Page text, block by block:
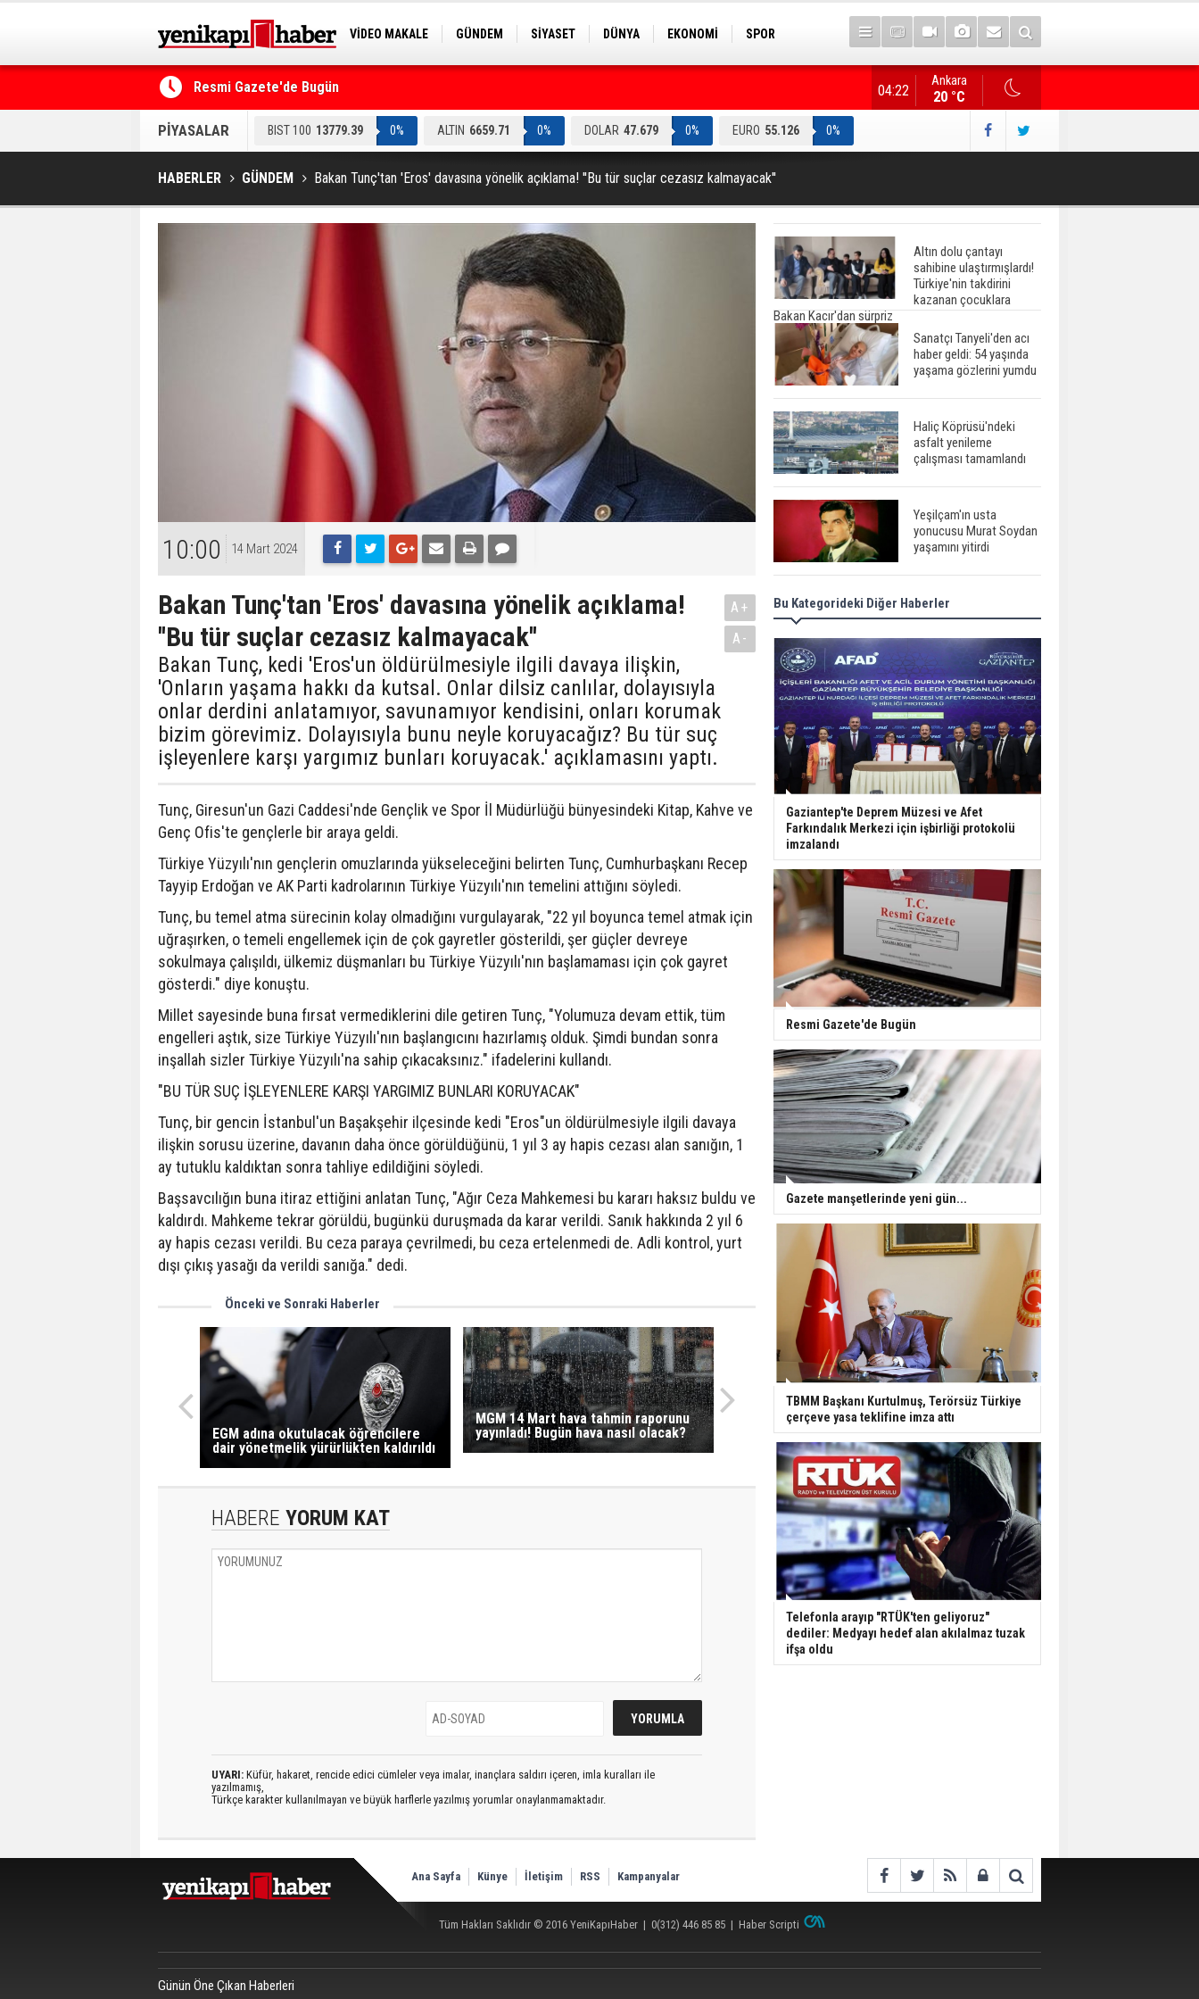
VİDEO MAKALE GÜNDEM SİYASET DÜNYA EKONOMİ
SPOR
Resmi Gazete'de Bugün Gazete manşetlerinde yeni gün...
Ankara
20 °C
04:22
PİYASALAR BIST 100 13779.39 0% ALTIN 6659.71 0% DOLAR 47.679 0% EURO 55.126 0%
HABERLER GÜNDEM Bakan Tunç'tan 'Eros' davasına yönelik açıklama! ''Bu tür suçlar cezasız kalmayacak''
10:00 14 Mart 2024
Bakan Tunç'tan 'Eros' davasına yönelik açıklama!
''Bu tür suçlar cezasız kalmayacak''
Bakan Tunç, kedi 'Eros'un öldürülmesiyle ilgili davaya ilişkin,
'Onların yaşama hakkı da kutsal. Onlar dilsiz canlılar, dolayısıyla
onlar derdini anlatamıyor, savunamıyor kendisini, onları korumak
bizim görevimiz. Dolayısıyla bunu neyle koruyacağız? Bu tür suç
işleyenlere karşı yargımız bunları koruyacak.' açıklamasını yaptı.
A+
A-
Tunç, Giresun'un Gazi Caddesi'nde Gençlik ve Spor İl Müdürlüğü bünyesindeki Kitap, Kahve ve
Genç Ofis'te gençlerle bir araya geldi.
Türkiye Yüzyılı'nın gençlerin omuzlarında yükseleceğini belirten Tunç, Cumhurbaşkanı Recep
Tayyip Erdoğan ve AK Parti kadrolarının Türkiye Yüzyılı'nın temelini attığını söyledi.
Tunç, bu temel atma sürecinin kolay olmadığını vurgulayarak, "22 yıl boyunca temel atmak için
uğraşırken, o temeli engellemek için de çok gayretler gösterildi, şer güçler devreye
sokulmaya çalışıldı, ülkemiz düşmanları bu Türkiye Yüzyılı'nın başlamaması için çok gayret
gösterdi." diye konuştu.
Millet sayesinde buna fırsat vermediklerini dile getiren Tunç, "Yolumuza devam ettik, tüm
engelleri aştık, size Türkiye Yüzyılı'nın başlangıcını hazırlamış olduk. Şimdi bundan sonra
inşallah sizler Türkiye Yüzyılı'na sahip çıkacaksınız." ifadelerini kullandı.
"BU TÜR SUÇ İŞLEYENLERE KARŞI YARGIMIZ BUNLARI KORUYACAK"
Tunç, bir gencin İstanbul'un Başakşehir ilçesinde kedi "Eros"un öldürülmesiyle ilgili davaya
ilişkin sorusu üzerine, davanın daha önce görüldüğünü, 1 yıl 3 ay hapis cezası alan sanığın, 1
ay tutuklu kaldıktan sonra tahliye edildiğini söyledi.
Başsavcılığın buna itiraz ettiğini anlatan Tunç, "Ağır Ceza Mahkemesi bu kararı haksız buldu ve
kaldırdı. Mahkeme tekrar görüldü, bugünkü duruşmada da karar verildi. Sanık hakkında 2 yıl 6
ay hapis cezası verildi. Bu ceza paraya çevrilmedi, bu ceza ertelenmedi de. Adli kontrol, yurt
dışı çıkış yasağı da verildi sanığa." dedi.
Önceki ve Sonraki Haberler
EGM adına okutulacak öğrencilere
dair yönetmelik yürürlükten kaldırıldı
MGM 14 Mart hava tahmin raporunu
yayınladı! Bugün hava nasıl olacak?
HABERE YORUM KAT
UYARI: Küfür, hakaret, rencide edici cümleler veya imalar, inançlara saldırı içeren, imla kuralları ile
yazılmamış,
Türkçe karakter kullanılmayan ve büyük harflerle yazılmış yorumlar onaylanmamaktadır.
Altın dolu çantayı
sahibine ulaştırmışlardı!
Türkiye'nin takdirini
kazanan çocuklara
Bakan Kacır'dan sürpriz
Sanatçı Tanyeli'den acı
haber geldi: 54 yaşında
yaşama gözlerini yumdu
Haliç Köprüsü'ndeki
asfalt yenileme
çalışması tamamlandı
Yeşilçam'ın usta
yonucusu Murat Soydan
yaşamını yitirdi
Meral Akşener ile
Müsavat Dervişoğlu
cenazede görüntülendi
29 Mayıs okullar tatil mi?
Bilim kurgu
gerçekleşiyor...
Dondurulmuş insanları
hayata döndürecek keşif
Ünlü türkücü Mahmut
Tuncer estetik
operasyon geçirdi: Son
hali gündem oldu
Yerli turist 229,7 milyar
lira seyahat harcaması
yaptı
Gazze'deki Sağlık
Bakanlığı duyurdu:
Vahşetin pençesinde 2
salgın vaka tespit edildi
Bu Kategorideki Diğer Haberler
Gaziantep'te Deprem Müzesi ve Afet
Farkındalık Merkezi için işbirliği protokolü
imzalandı
Resmi Gazete'de Bugün
Gazete manşetlerinde yeni gün...
TBMM Başkanı Kurtulmuş, Terörsüz Türkiye
çerçeve yasa teklifine imza attı
Telefonla arayıp "RTÜK'ten geliyoruz"
dediler: Medyayı hedef alan akılalmaz tuzak
ifşa oldu
Ana Sayfa Künye İletişim RSS Kampanyalar
Tüm Hakları Saklıdır © 2016 YeniKapıHaber | 0(312) 446 85 85 | Haber Scripti
Günün Öne Çıkan Haberleri